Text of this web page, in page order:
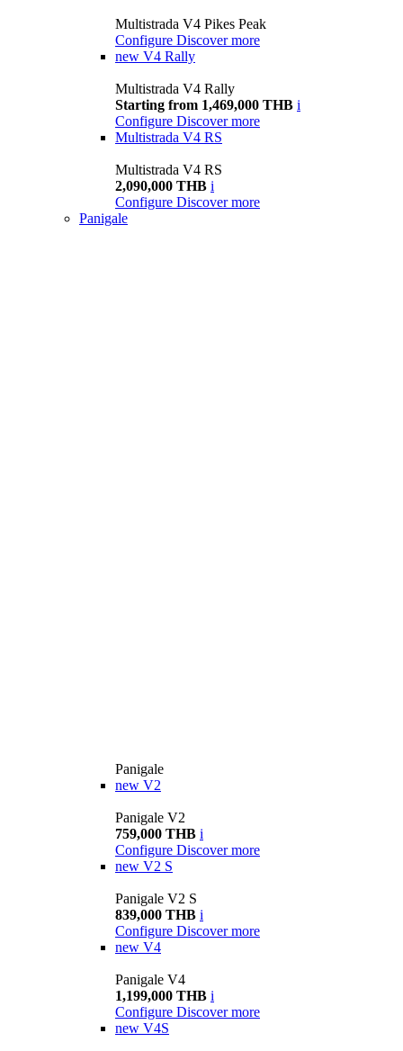
Multistrada V4 Pikes Peak
Configure Discover more
new V4 Rally
Multistrada V4 Rally
Starting from 1,469,000 THB i
Configure Discover more
Multistrada V4 RS
Multistrada V4 RS
2,090,000 THB i
Configure Discover more
Panigale
Panigale
new V2
Panigale V2
759,000 THB i
Configure Discover more
new V2 S
Panigale V2 S
839,000 THB i
Configure Discover more
new V4
Panigale V4
1,199,000 THB i
Configure Discover more
new V4S